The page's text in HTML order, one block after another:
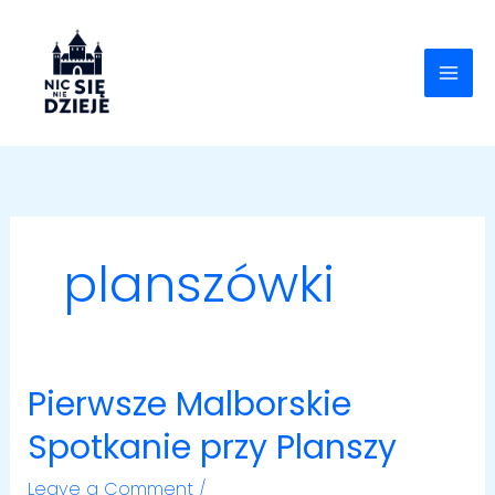
content
planszówki
Pierwsze Malborskie
Spotkanie przy Planszy
Leave a Comment /
Pierwsze
Malborskie
Spotkanie
przy